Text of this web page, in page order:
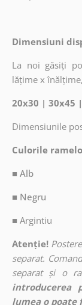
Dimensiuni
La noi găsiți
lățime x
20x30 | 30x45
Dimensiunile
Culorile
■ Alb
■ Negru
■ Argintiu
Atenție!
separat.
separat și o
introducerea
lumea o poate